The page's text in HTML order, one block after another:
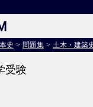
史 > 問題集 > 土木・建築
受験